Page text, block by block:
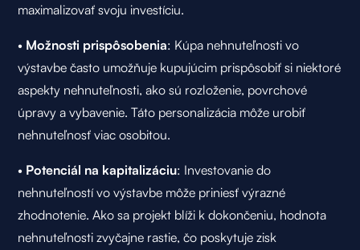
maximalizovať svoju investíciu.
• Možnosti prispôsobenia: Kúpa nehnuteľnosti vo
výstavbe často umožňuje kupujúcim prispôsobiť si niektoré
aspekty nehnuteľnosti, ako sú rozloženie, povrchové
úpravy a vybavenie. Táto personalizácia môže urobiť
nehnuteľnosť viac osobitou.
• Potenciál na kapitalizáciu: Investovanie do
nehnuteľností vo výstavbe môže priniesť výrazné
zhodnotenie. Ako sa projekt blíži k dokončeniu, hodnota
nehnuteľnosti zvyčajne rastie, čo poskytuje zisk